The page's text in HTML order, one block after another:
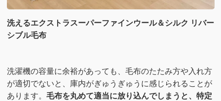
洗えるエクストラスーパーファインウール＆シルク リバー
シブル毛布
洗濯機の容量に余裕があっても、毛布のたたみ方や入れ方
が適切でないと、庫内がぎゅうぎゅうに感じられることが
あります。 毛布を丸めて適当に放り込んでしまうと、特定